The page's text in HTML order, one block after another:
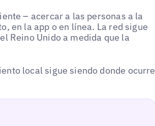
– acercar a las personas a la
en la app o en línea. La red sigue
Reino Unido a medida que la
local sigue siendo donde ocurre